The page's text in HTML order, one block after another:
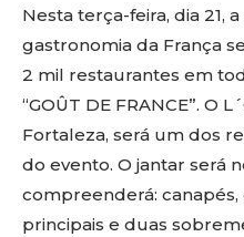
Nesta terça-feira, dia 21,
gastronomia da França
2 mil restaurantes em
“GOÛT DE FRANCE”. O
Fortaleza, será um dos
do evento. O jantar será
compreenderá: canapés,
principais e duas